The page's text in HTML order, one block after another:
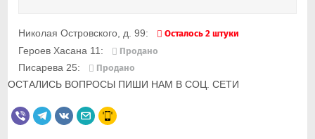
Николая Островского, д. 99: Осталось 2 штуки
Героев Хасана 11: Продано
Писарева 25: Продано
ОСТАЛИСЬ ВОПРОСЫ ПИШИ НАМ В СОЦ. СЕТИ